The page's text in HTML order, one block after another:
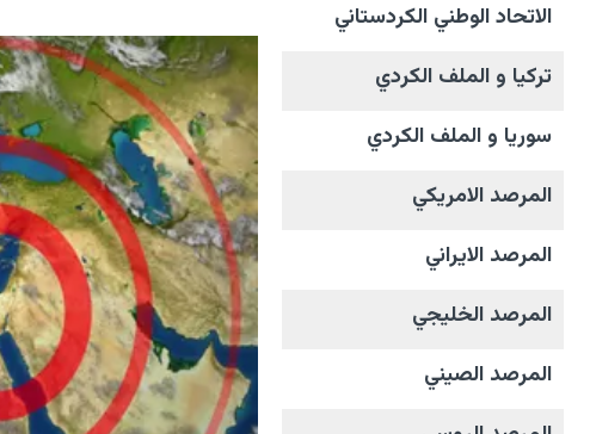
الاتحاد الوطني الکردستاني
تركيا و الملف الکردي
سوريا و الملف الکردي
المرصد الامریکي
المرصد الايراني
المرصد الخليجي
المرصد الصيني